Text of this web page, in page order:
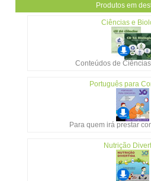
Produtos em
Ciências e
Conteúdos de
Português para
Para quem irá prestar
Nutrição